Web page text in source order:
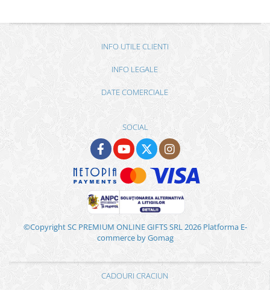
INFO UTILE CLIENTI
INFO LEGALE
DATE COMERCIALE
SOCIAL
©Copyright SC PREMIUM ONLINE GIFTS SRL 2026 Platforma E-
commerce by Gomag
CADOURI CRACIUN